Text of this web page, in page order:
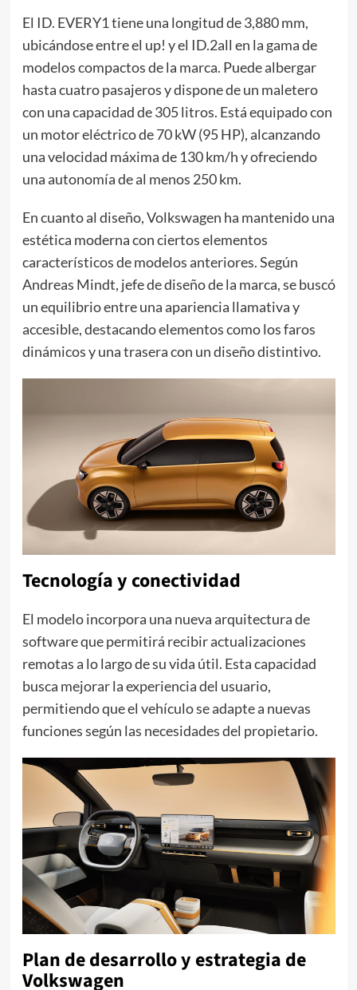
El ID. EVERY1 tiene una longitud de 3,880 mm,
ubicándose entre el up! y el ID.2all en la gama de
modelos compactos de la marca. Puede albergar
hasta cuatro pasajeros y dispone de un maletero
con una capacidad de 305 litros. Está equipado con
un motor eléctrico de 70 kW (95 HP), alcanzando
una velocidad máxima de 130 km/h y ofreciendo
una autonomía de al menos 250 km.
En cuanto al diseño, Volkswagen ha mantenido una
estética moderna con ciertos elementos
característicos de modelos anteriores. Según
Andreas Mindt, jefe de diseño de la marca, se buscó
un equilibrio entre una apariencia llamativa y
accesible, destacando elementos como los faros
dinámicos y una trasera con un diseño distintivo.
Tecnología y conectividad
El modelo incorpora una nueva arquitectura de
software que permitirá recibir actualizaciones
remotas a lo largo de su vida útil. Esta capacidad
busca mejorar la experiencia del usuario,
permitiendo que el vehículo se adapte a nuevas
funciones según las necesidades del propietario.
Plan de desarrollo y estrategia de
Volkswagen